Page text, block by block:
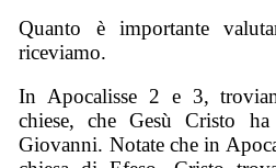
Quanto è importante
riceviamo.
In Apocalisse 2 e 3,
chiese, che Gesù Cristo
Giovanni. Notate che in